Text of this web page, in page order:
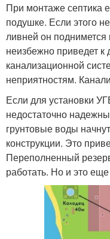
При монтаже септика
подушке. Если этого
ливней он поднимется
неизбежно приведет
канализационной
неприятностям.
Если для установки
недостаточно
грунтовые воды
конструкции. Это
Переполненный
работать. Но и это